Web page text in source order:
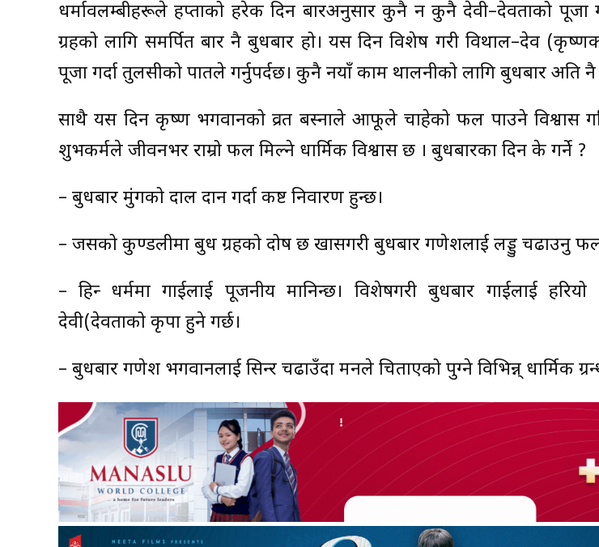
धर्मावलम्बीहरूले हप्ताको हरेक दिन बारअनुसार कुनै न कुनै देवी–देवताको पूजा
ग्रहको लागि समर्पित बार नै बुधबार हो। यस दिन विशेष गरी विथाल–देव
पूजा गर्दा तुलसीको पातले गर्नुपर्दछ। कुनै नयाँ काम थालनीको लागि बुधबार अति
साथै यस दिन कृष्ण भगवानको व्रत बस्नाले आफूले चाहेको फल पाउने विश्वास
शुभकर्मले जीवनभर राम्रो फल मिल्ने धार्मिक विश्वास छ । बुधबारका दिन के गर्ने ?
– बुधबार मुंगको दाल दान गर्दा कष्ट निवारण हुन्छ।
– जसको कुण्डलीमा बुध ग्रहको दोष छ खासगरी बुधबार गणेशलाई लड्डु चढाउनु
– हिन्दु धर्ममा गाईलाई पूजनीय मानिन्छ। विशेषगरी बुधबार गाईलाई
देवी(देवताको कृपा हुने गर्छ।
– बुधबार गणेश भगवानलाई सिन्दुर चढाउँदा मनले चिताएको पुग्ने विभिन्न् धार्मिक